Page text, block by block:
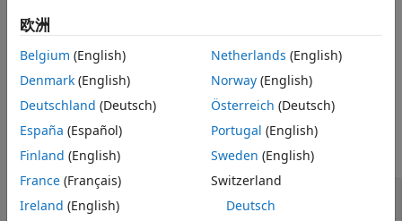
另请参阅
指定旋转的参考点。
示例
示例
全部折叠
旋转正方形
欧洲
Belgium (English)
Denmark (English)
Deutschland (Deutsch)
España (Español)
Finland (English)
France (Français)
Ireland (English)
Netherlands (English)
Norway(English)
Österreich (Deutsch)
Portugal (English)
Sweden (English)
Switzerland
Deutsch